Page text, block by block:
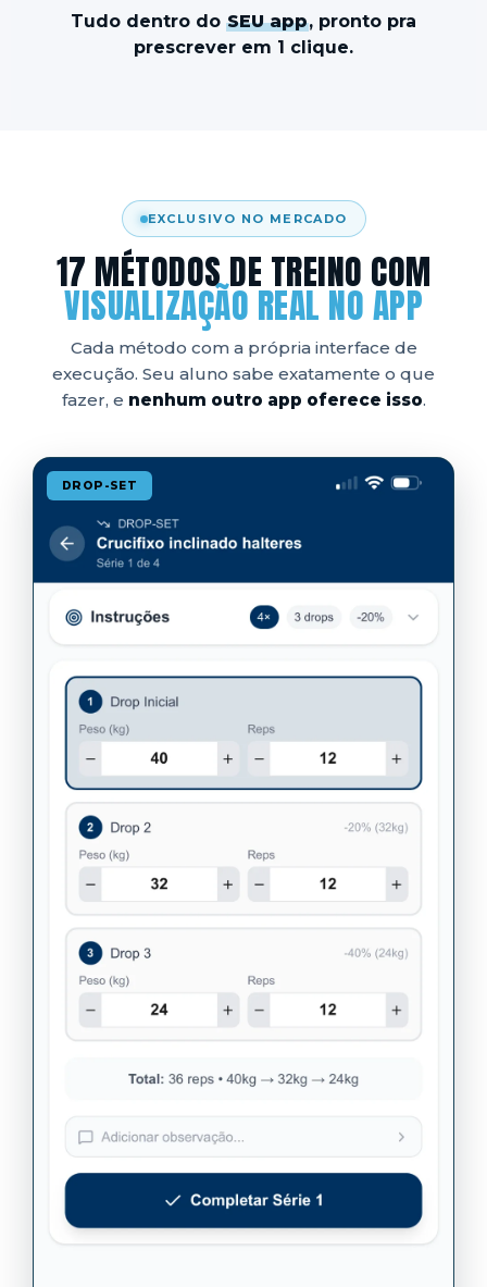
Tudo dentro doSEU app, pronto pra
prescrever em 1 clique.
EXCLUSIVO NO MERCADO
17 MÉTODOS DE TREINO COM
VISUALIZAÇÃO REAL NO APP
Cada método com a própria interface de
execução. Seu aluno sabe exatamente o que
fazer, e nenhum outro app oferece isso.
DROP-SET